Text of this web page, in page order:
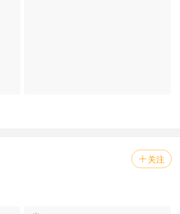
 关注